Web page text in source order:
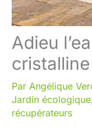
Adieu
Par Angélique
Jardin écologique
récupérateurs